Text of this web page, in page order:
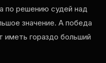
по решению судей над
значение. А победа
иметь гораздо больший